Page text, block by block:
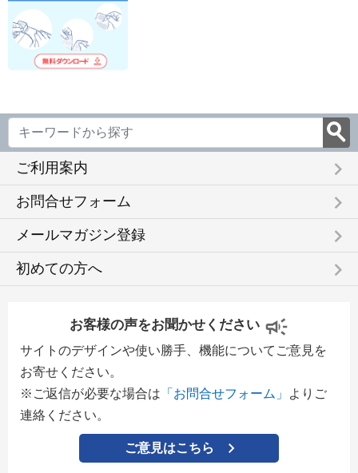
ご利用案内 keyboard_arrow_right
お問合せフォーム keyboard_arrow_right
メールマガジン登録 keyboard_arrow_right
初めての方へ keyboard_arrow_right
お客様の声をお聞かせください
サイトのデザインや使い勝手、機能についてご意見を
お寄せください。
※ご返信が必要な場合は 「お問合せフォーム」
よりご
連絡ください。
ご意見はこちら